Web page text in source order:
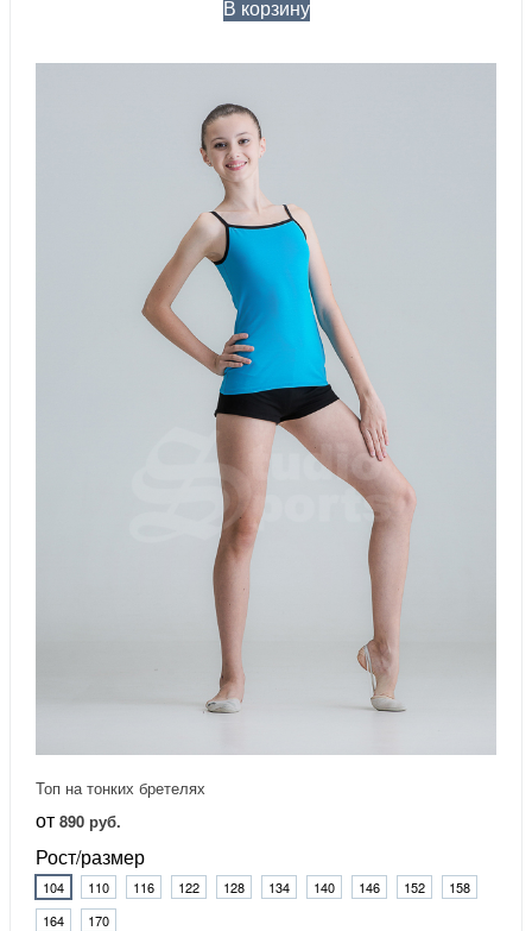
В корзину
Топ на тонких бретелях
от 890 руб.
Рост/размер
104 110 116 122 128 134 140 146 152
158
164
170